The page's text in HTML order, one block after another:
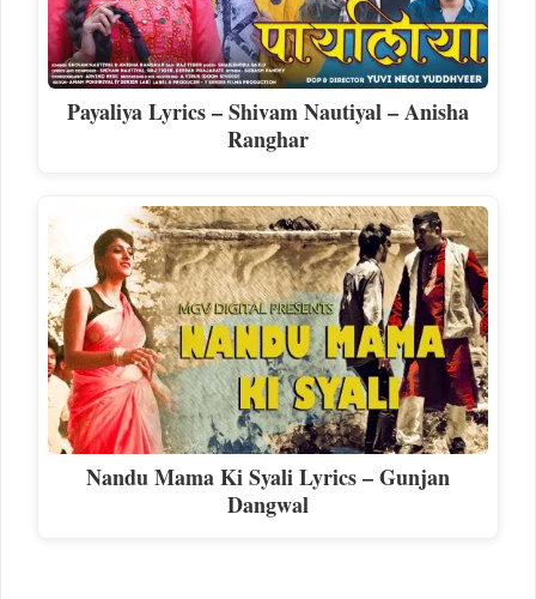
Payaliya​ Lyrics – Shivam Nautiyal – Anisha
Ranghar
Nandu Mama Ki Syali Lyrics – Gunjan
Dangwal